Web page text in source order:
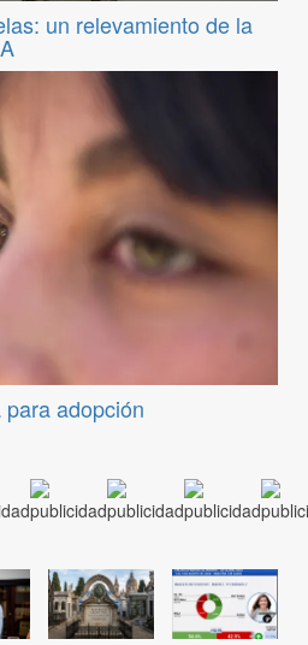
un relevamiento de la
adopción